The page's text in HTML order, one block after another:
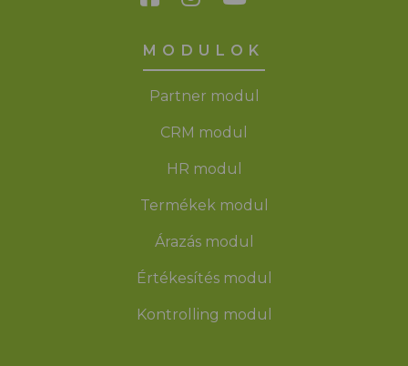
MODULOK
Partner modul
CRM modul
HR modul
Termékek modul
Árazás modul
Értékesítés modul
Kontrolling modul